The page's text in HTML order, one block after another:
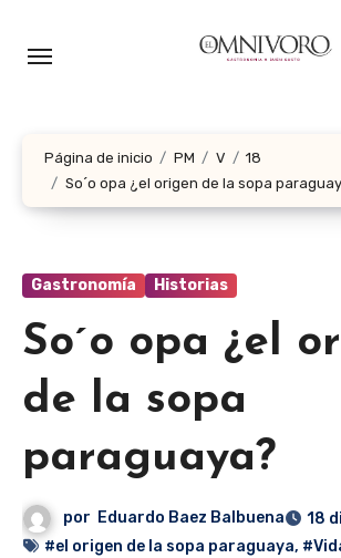
Página de inicio PM V
18
So´o opa ¿el origen de la sopa
Gastronomía Historias
So´o opa ¿el
de la sopa
paraguaya?
por Eduardo Baez Balbuena
18
#el origen de la sopa paraguaya,